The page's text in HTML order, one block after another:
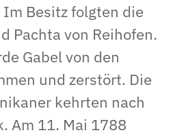
Besitz folgten die
Pachta von Reihofen.
Gabel von den
und zerstört. Die
kehrten nach
Am 11. Mai 1788